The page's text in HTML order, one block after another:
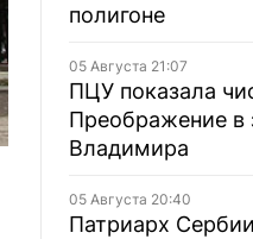
полигоне
05 Августа 21:07
ПЦУ показала
Преображение в
Владимира
05 Августа 20:40
Патриарх